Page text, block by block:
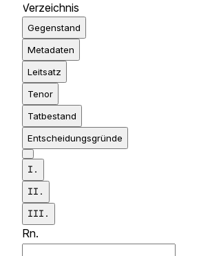
Verzeichnis
Gegenstand
Metadaten
Leitsatz
Tenor
Tatbestand
Entscheidungsgründe
I.
II.
III.
Rn.